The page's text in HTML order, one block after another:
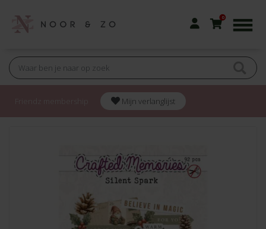
0
Mijn verlanglijst